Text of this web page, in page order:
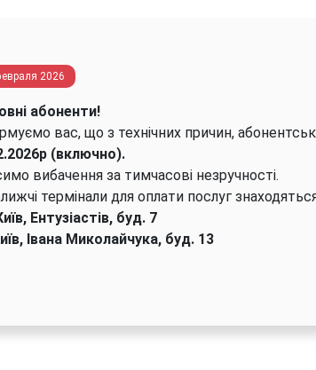
2026
абоненти!
вас, що з технічних причин,
(включно).
вибачення за тимчасові незручності.
термінали для оплати послуг
Ентузіастів, буд. 7
Івана Миколайчука, буд. 13